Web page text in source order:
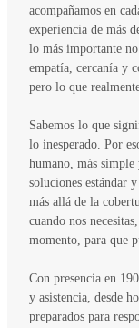
acompañamos en
experiencia de más
lo más importante
empatía, cercanía y
pero lo que
Sabemos lo que
lo inesperado. Por
humano, más simple
soluciones estándar
más allá de la
cuando nos
momento, para que
Con presencia en
y asistencia, desde
preparados para